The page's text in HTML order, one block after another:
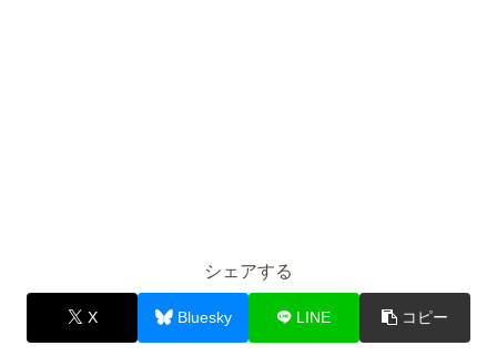
シェアする
X Bluesky LINE コピー